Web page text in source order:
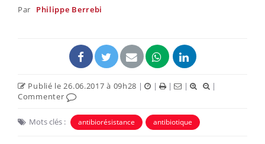
Par Philippe Berrebi
Publié le 26.06.2017 à 09h28 | | | |
|
Commenter
Mots clés : antibiorésistance antibiotique